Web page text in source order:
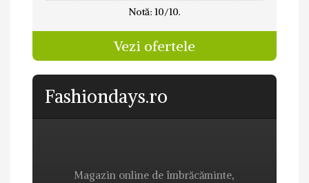
Notă: 10/10.
Vezi ofertele
Fashiondays.ro
Magazin online de îmbrăcăminte,